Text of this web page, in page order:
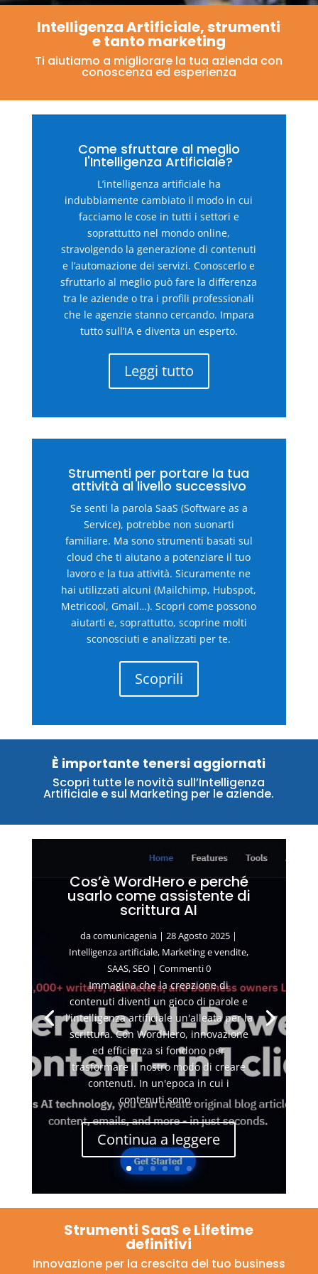
Intelligenza Artificiale, strumenti
e tanto marketing
Ti aiutiamo a migliorare la tua azienda con
conoscenza ed esperienza
Come sfruttare al meglio
l'Intelligenza Artificiale?
L’intelligenza artificiale ha
indubbiamente cambiato il modo in cui
facciamo le cose in tutti i settori e
soprattutto nel mondo online,
stravolgendo la generazione di contenuti
e l’automazione dei servizi. Conoscerlo e
sfruttarlo al meglio può fare la differenza
tra le aziende o tra i profili professionali
che le agenzie stanno cercando. Impara
tutto sull’IA e diventa un esperto.
Leggi tutto
Strumenti per portare la tua
attività al livello successivo
Se senti la parola SaaS (Software as a
Service), potrebbe non suonarti
familiare. Ma sono strumenti basati sul
cloud che ti aiutano a potenziare il tuo
lavoro e la tua attività. Sicuramente ne
hai utilizzati alcuni (Mailchimp, Hubspot,
Metricool, Gmail…). Scopri come possono
aiutarti e, soprattutto, scoprine molti
sconosciuti e analizzati per te.
Scoprili
È importante tenersi aggiornati
Scopri tutte le novità sull’Intelligenza
Artificiale e sul Marketing per le aziende.
Cos’è WordHero e perché
usarlo come assistente di
scrittura AI
dacomunicagenia |28 Agosto 2025 |
Intelligenza artificiale, Marketing e vendite,
SAAS,SEO| Commenti 0
Immagina che la creazione di
contenuti diventi un gioco di parole e
l'intelligenza artificiale un'alleata per la
scrittura. Con WordHero, innovazione
ed efficienza si fondono per
trasformare il nostro modo di creare
contenuti. In un'epoca in cui i
contenuti sono...
Continua a leggere
Strumenti SaaS e Lifetime
definitivi
Innovazione per la crescita del tuo business